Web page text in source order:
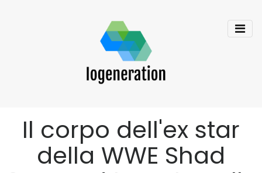
Il corpo dell'ex star
della WWE Shad